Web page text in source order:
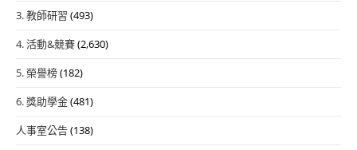
3. 教師研習 (493)
4. 活動&競賽(2,630)
5. 榮譽榜(182)
6. 獎助學金(481)
人事室公告(138)